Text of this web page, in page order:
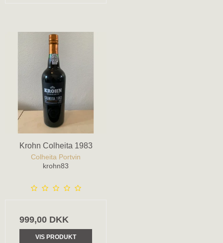
Krohn Colheita 1983
Colheita Portvin
krohn83
999,00 DKK
VIS PRODUKT